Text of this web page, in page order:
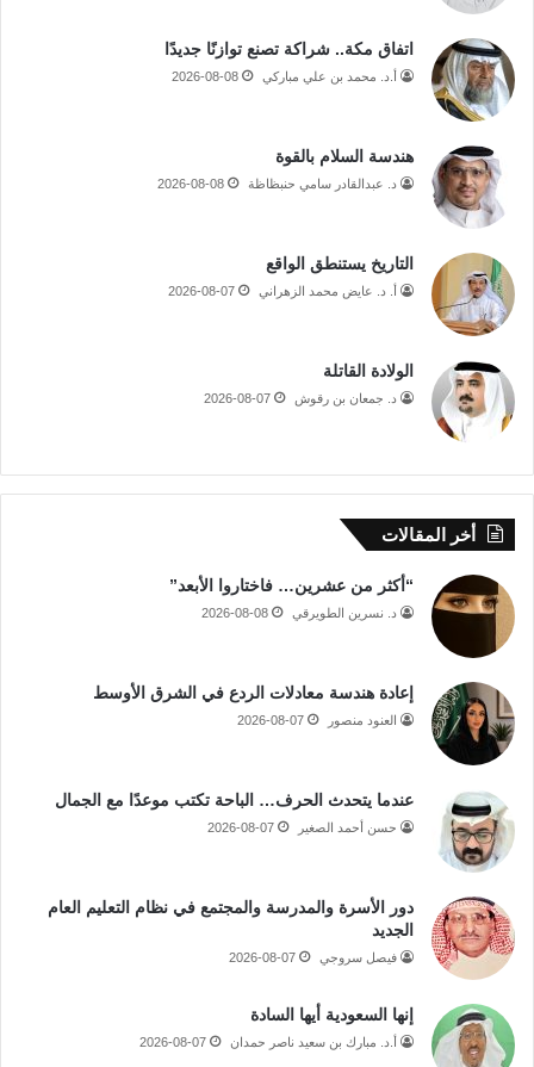
اتفاق مكة.. شراكة تصنع توازنًا جديدًا
أ.د. محمد بن علي مباركي 2026-08-08
هندسة السلام بالقوة
د. عبدالقادر سامي حنبظاظة 2026-08-08
التاريخ يستنطق الواقع
أ. د. عايض محمد الزهراني 2026-08-07
الولادة القاتلة
د. جمعان بن رقوش 2026-08-07
أخر المقالات
“أكثر من عشرين… فاختاروا الأبعد”
د. نسرين الطويرقي 2026-08-08
إعادة هندسة معادلات الردع في الشرق الأوسط
العنود منصور 2026-08-07
عندما يتحدث الحرف… الباحة تكتب موعدًا مع الجمال
حسن أحمد الصغير 2026-08-07
دور الأسرة والمدرسة والمجتمع في نظام التعليم العام
الجديد
فيصل سروجي 2026-08-07
إنها السعودية أيها السادة
أ.د. مبارك بن سعيد ناصر حمدان 2026-08-07